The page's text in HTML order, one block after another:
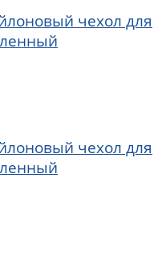
чехол для
чехол для